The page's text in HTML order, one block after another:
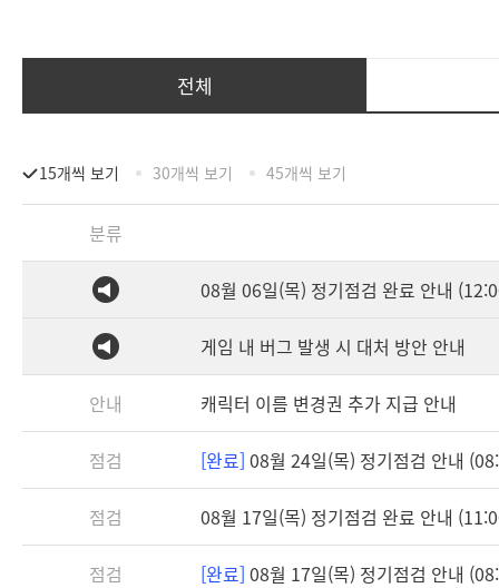
전체
15개씩 보기 30개씩 보기 45개씩 보기
분류
08월 06일(목) 정기점검 완료 안내
게임 내 버그 발생 시 대처 방안 안내
안내 캐릭터 이름 변경권 추가 지급 안내
점검 [완료] 08월 24일(목) 정기점검 안내
점검 08월 17일(목) 정기점검 완료 안내
점검 [완료] 08월 17일(목) 정기점검 안내